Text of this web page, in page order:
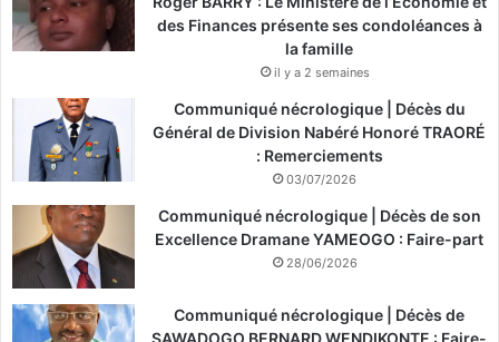
des Finances présente ses condoléances à
la famille
il y a 2 semaines
Communiqué nécrologique | Décès du
Général de Division Nabéré Honoré TRAORÉ
: Remerciements
03/07/2026
Communiqué nécrologique | Décès de son
Excellence Dramane YAMEOGO : Faire-part
28/06/2026
Communiqué nécrologique | Décès de
SAWADOGO BERNARD WENDIKONTE : Faire-